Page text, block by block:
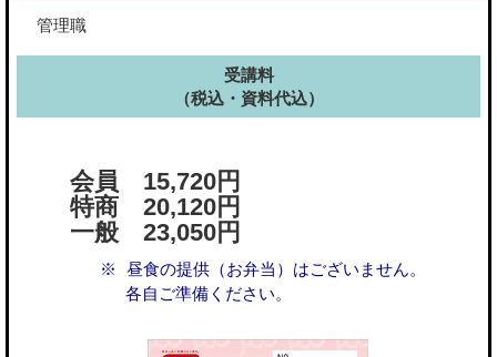
管理職
受講料
（税込・資料代込）
会員 15,720円
特商 20,120円
一般 23,050円
昼食の提供（お弁当）はございません。
各自ご準備ください。